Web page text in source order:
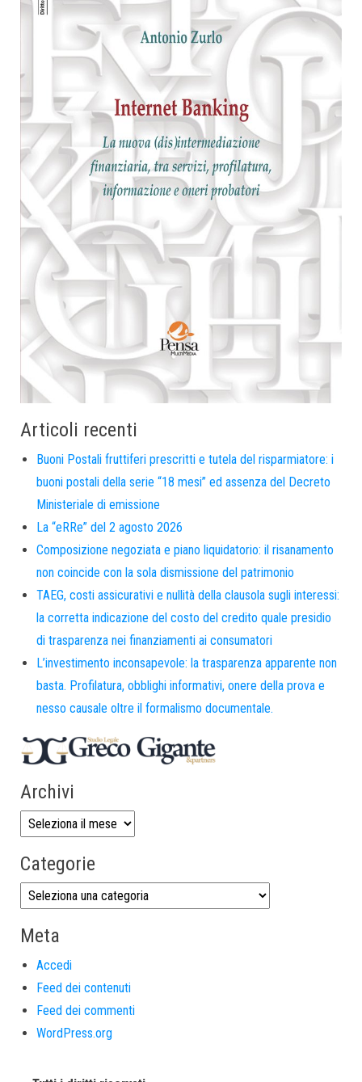
Articoli recenti
Buoni Postali fruttiferi prescritti e tutela del risparmiatore: i
buoni postali della serie “18 mesi” ed assenza del Decreto
Ministeriale di emissione
La “eRRe” del 2 agosto 2026
Composizione negoziata e piano liquidatorio: il risanamento
non coincide con la sola dismissione del patrimonio
TAEG, costi assicurativi e nullità della clausola sugli interessi:
la corretta indicazione del costo del credito quale presidio
di trasparenza nei finanziamenti ai consumatori
L’investimento inconsapevole: la trasparenza apparente non
basta. Profilatura, obblighi informativi, onere della prova e
nesso causale oltre il formalismo documentale.
Archivi
Categorie
Meta
Accedi
Feed dei contenuti
Feed dei commenti
WordPress.org